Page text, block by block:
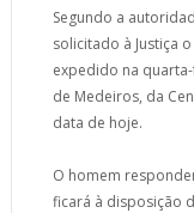
Segundo a
solicitado à Justiça
expedido na quarta-
de Medeiros, da
data de hoje.
O homem
ficará à disposição